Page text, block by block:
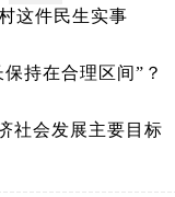
这件民生实事
持在合理区间”？
社会发展主要目标